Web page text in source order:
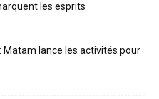
les esprits
Matam lance les activités pour